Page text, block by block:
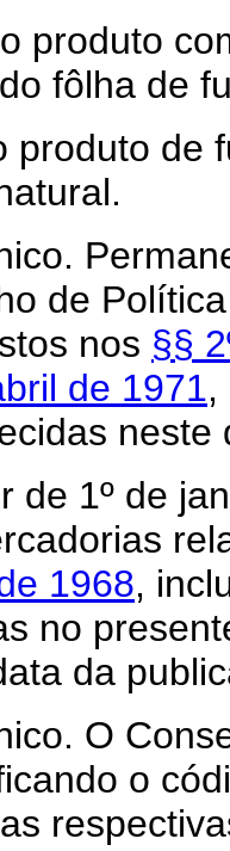
com
fôlha de
de
de
nos §§
de 1971,
neste
1º de
1968,
no
da
O
o